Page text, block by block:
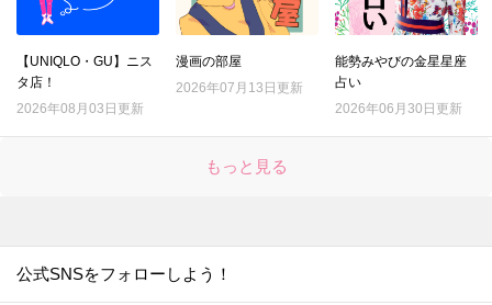
【UNIQLO・GU】ニス
タ店！
2026年08月03日更新
漫画の部屋
2026年07月13日更新
能勢みやびの金星星座
占い
2026年06月30日更新
もっと見る
公式SNSをフォローしよう！